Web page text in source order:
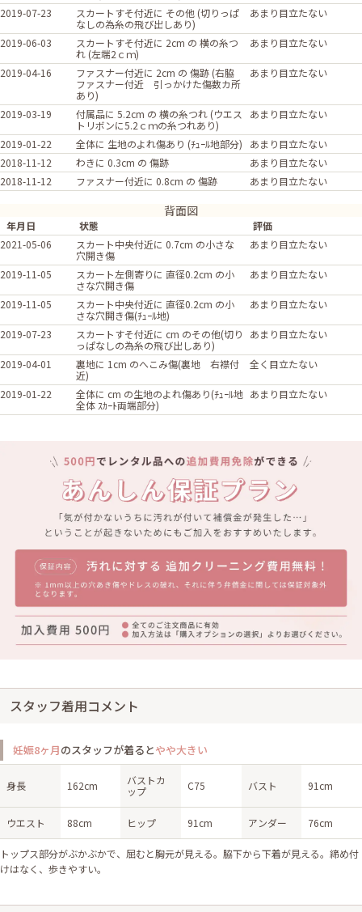
2019-07-23
スカートすそ付近に その他 (切りっぱ
なしの為糸の飛び出しあり)
あまり目立たない
2019-06-03
スカートすそ付近に 2cm の 横の糸つ
れ (左端2ｃｍ)
あまり目立たない
2019-04-16
ファスナー付近に 2cm の 傷跡 (右脇
ファスナー付近 引っかけた傷数カ所
あり)
あまり目立たない
2019-03-19
付属品に 5.2cm の 横の糸つれ (ウエス
トリボンに5.2ｃｍの糸つれあり)
あまり目立たない
2019-01-22 全体に 生地のよれ傷あり (ﾁｭｰﾙ地部分)
あまり目立たない
2018-11-12
わきに 0.3cm の 傷跡
あまり目立たない
2018-11-12
ファスナー付近に 0.8cm の 傷跡 あまり目立たない
背面図
年月日 状態
評価
2021-05-06
スカート中央付近に 0.7cm の小さな
穴開き傷
あまり目立たない
2019-11-05
スカート左側寄りに 直径0.2cm の小
さな穴開き傷
あまり目立たない
2019-11-05
スカート中央付近に 直径0.2cm の小
さな穴開き傷(ﾁｭｰﾙ地)
あまり目立たない
2019-07-23
スカートすそ付近に cm のその他(切り
っぱなしの為糸の飛び出しあり)
あまり目立たない
2019-04-01
裏地に 1cm のへこみ傷(裏地 右襟付
近)
全く目立たない
2019-01-22
全体に cm の生地のよれ傷あり(ﾁｭｰﾙ地
全体 ｽｶｰﾄ両端部分)
あまり目立たない
スタッフ着用コメント
妊娠8ヶ月のスタッフが着るとやや大きい
身長 162cm
バストカ
ップ
C75 バスト 91cm
ウエスト 88cm ヒップ 91cm アンダー 76cm
トップス部分がぶかぶかで、屈むと胸元が見える。脇下から下着が見える。締め付
けはなく、歩きやすい。